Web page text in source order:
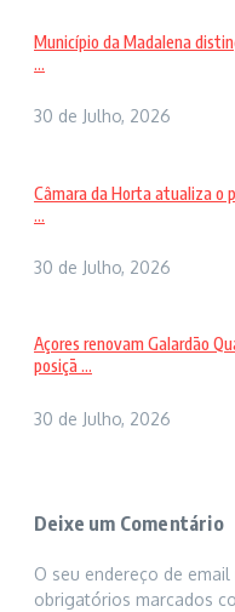
Município da Madalena
...
30 de Julho, 2026
Câmara da Horta atualiza o
...
30 de Julho, 2026
Açores renovam Galardão
posiçã ...
30 de Julho, 2026
Deixe um Comentário
O seu endereço de
obrigatórios marcados